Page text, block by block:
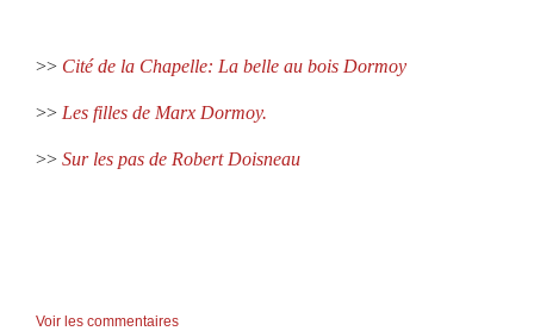
>> Cité de la Chapelle: La belle au bois Dormoy
>> Les filles de Marx Dormoy.
>> Sur les pas de Robert Doisneau
Voir les commentaires